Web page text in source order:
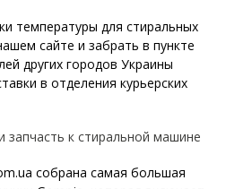
температуры для стиральных
сайте и забрать в пункте
других городов Украины
в отделения курьерских
к стиральной машине
собрана самая большая